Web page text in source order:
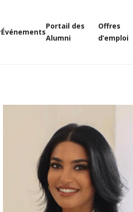
Événements
Portail des
Alumni
Offres
d’emploi